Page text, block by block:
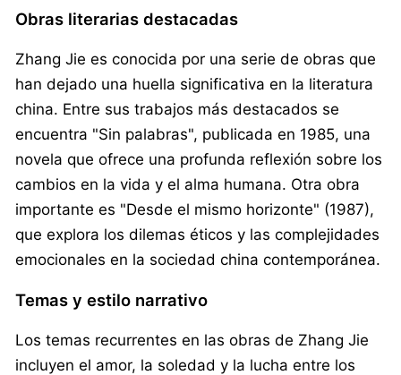
Obras literarias destacadas
Zhang Jie es conocida por una serie de obras que
han dejado una huella significativa en la literatura
china. Entre sus trabajos más destacados se
encuentra "Sin palabras", publicada en 1985, una
novela que ofrece una profunda reflexión sobre los
cambios en la vida y el alma humana. Otra obra
importante es "Desde el mismo horizonte" (1987),
que explora los dilemas éticos y las complejidades
emocionales en la sociedad china contemporánea.
Temas y estilo narrativo
Los temas recurrentes en las obras de Zhang Jie
incluyen el amor, la soledad y la lucha entre los